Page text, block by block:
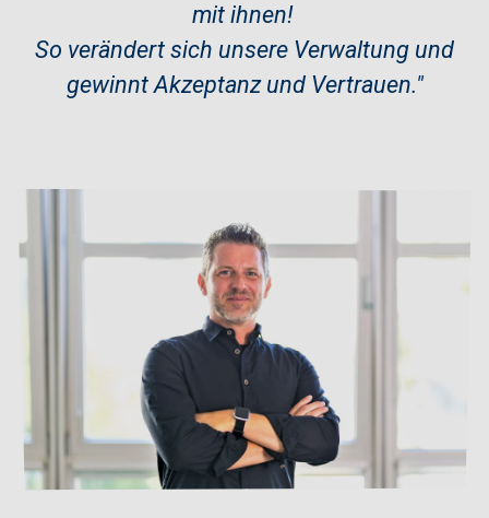
mit ihnen!
So verändert sich unsere Verwaltung und
gewinnt Akzeptanz und Vertrauen."